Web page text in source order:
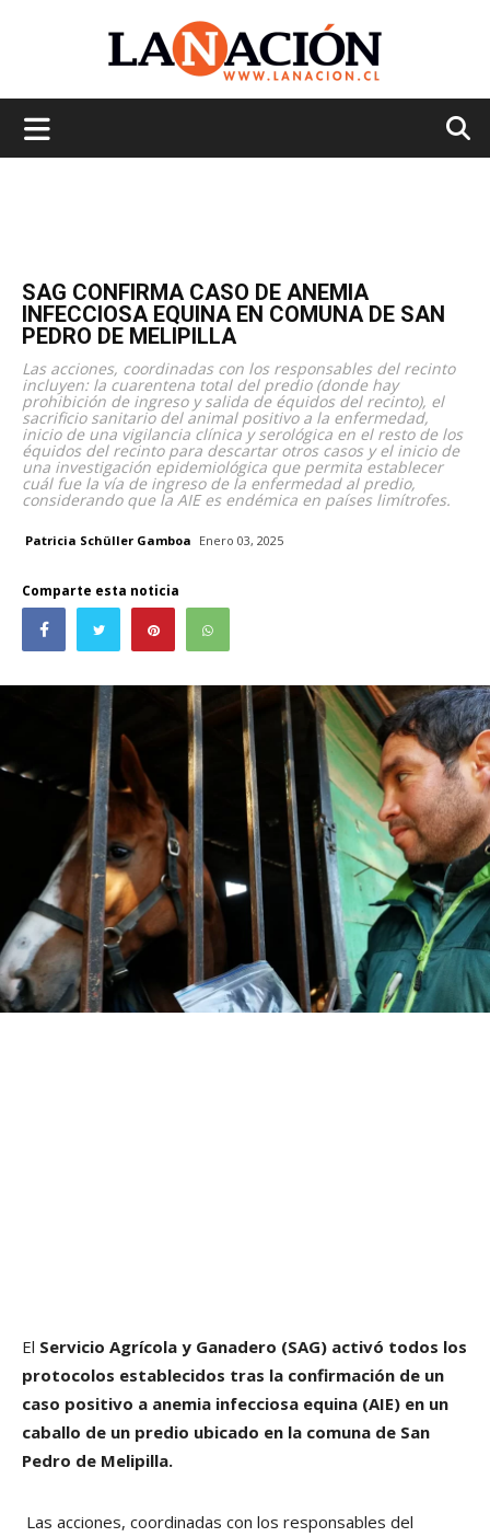
SAG CONFIRMA CASO DE ANEMIA
INFECCIOSA EQUINA EN COMUNA DE SAN
PEDRO DE MELIPILLA
Las acciones, coordinadas con los responsables del recinto
incluyen: la cuarentena total del predio (donde hay
prohibición de ingreso y salida de équidos del recinto), el
sacrificio sanitario del animal positivo a la enfermedad,
inicio de una vigilancia clínica y serológica en el resto de los
équidos del recinto para descartar otros casos y el inicio de
una investigación epidemiológica que permita establecer
cuál fue la vía de ingreso de la enfermedad al predio,
considerando que la AIE es endémica en países limítrofes.
Patricia Schüller Gamboa Enero 03, 2025
Comparte esta noticia
El Servicio Agrícola y Ganadero (SAG) activó todos los
protocolos establecidos tras la confirmación de un
caso positivo a anemia infecciosa equina (AIE) en un
caballo de un predio ubicado en la comuna de San
Pedro de Melipilla.
Las acciones, coordinadas con los responsables del